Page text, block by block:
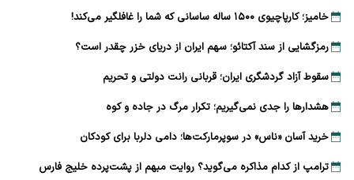
خامیز؛ کارپاچیوی ۱۵۰۰ ساله ساسانی که شما را غافلگیر می‌کند!
رمزگشایی از سند آکتائو؛ سهم ایران از دریای خزر چقدر است؟
سقوط آزاد گردشگری ایران؛ قربانی رانت دولتی و تحریم
هشدارها را جدی نمی‌گیریم؛ تکرار مرگ در جاده و کوه
خرید آسان «ناس» در سوپرمارکت‌ها؛ دامی دلربا برای کودکان
ترامپ از کدام مذاکره می‌گوید؟ روایت مبهم از پشت‌پرده خلیج فارس